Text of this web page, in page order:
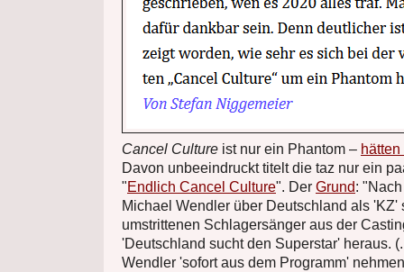
Cancel Culture ist nur ein Phantom –
Davon unbeeindruckt titelt die taz nur ein
"Endlich Cancel Culture". Der Grund:
Michael Wendler über Deutschland als 'KZ'
umstrittenen Schlagersänger aus der
'Deutschland sucht den Superstar' heraus.
Wendler 'sofort aus dem Programm'